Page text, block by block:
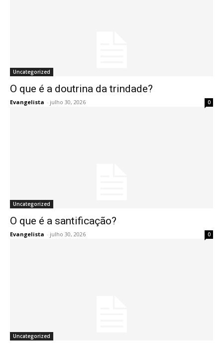
Uncategorized
O que é a doutrina da trindade?
Evangelista - julho 30, 2026 0
Uncategorized
O que é a santificação?
Evangelista - julho 30, 2026 0
Uncategorized